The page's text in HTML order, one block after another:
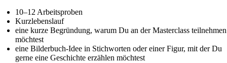
10–12 Arbeitsproben
Kurzlebenslauf
eine kurze Begründung, warum Du an der Masterclass teilnehmen
möchtest
eine Bilderbuch-Idee in Stichworten oder einer Figur, mit der Du
gerne eine Geschichte erzählen möchtest